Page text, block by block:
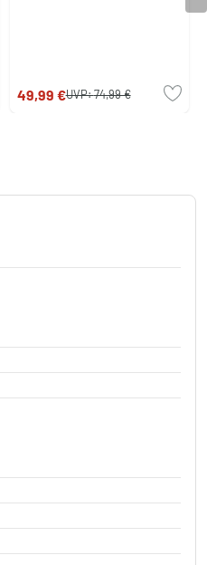
49,99 €UVP:74,99 €